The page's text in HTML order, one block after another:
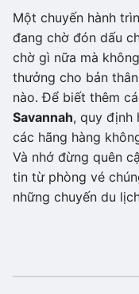
Một chuyến hành
đang chờ đón dấu
chờ gì nữa mà
thưởng cho bản
nào. Để biết thêm
Savannah, quy định
các hãng hàng
Và nhớ đừng quên
tin từ phòng vé
những chuyến du